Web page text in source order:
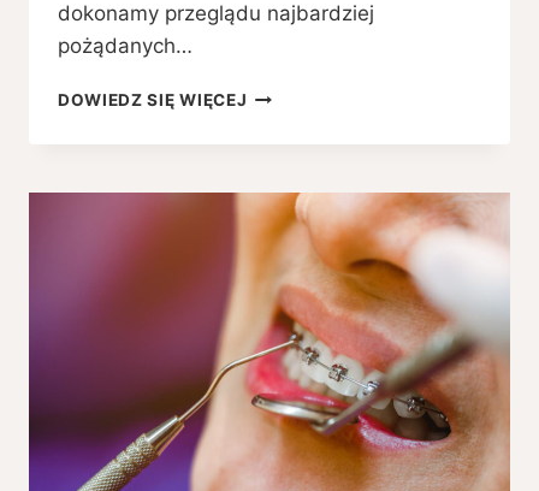
dokonamy przeglądu najbardziej
pożądanych…
DOWIEDZ SIĘ WIĘCEJ JAKIE
CIESZĄ
NAJWIĘKSZĄ
POPULARNOŚCIĄ
IMPREZACH
RODZINNYCH?